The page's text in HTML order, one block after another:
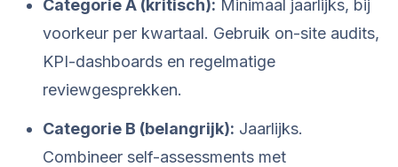
Categorie A (kritisch): Minimaal jaarlijks, bij
voorkeur per kwartaal. Gebruik on-site audits,
KPI-dashboards en regelmatige
reviewgesprekken.
Categorie B (belangrijk): Jaarlijks.
Combineer self-assessments met